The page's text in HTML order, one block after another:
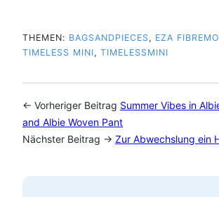
THEMEN: BAGSANDPIECES, EZA
TIMELESS MINI, TIMELESSMINI
← Vorheriger Beitrag Summer Vibes in
and Albie Woven Pant
Nächster Beitrag → Zur Abwechslung ein